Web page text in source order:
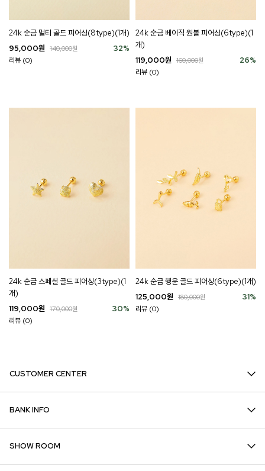
24k 순금 멀티 골드 피어싱(8type)(1개)
32%
95,000원 140,000원
리뷰 (0)
24k 순금 베이직 원볼 피어싱(6type)(1
개)
26%
119,000원 160,000원
리뷰 (0)
24k 순금 스페셜 골드 피어싱(3type)(1
개)
30%
119,000원 170,000원
리뷰 (0)
24k 순금 행운 골드 피어싱(6type)(1개)
31%
125,000원 180,000원
리뷰 (0)
CUSTOMER CENTER
BANK INFO
SHOW ROOM